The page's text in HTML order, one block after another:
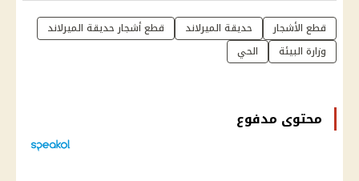
قطع الأشجار حديقة الميرلاند
قطع أشجار حديقة الميرلاند
وزارة البيئة
الحي
محتوى مدفوع